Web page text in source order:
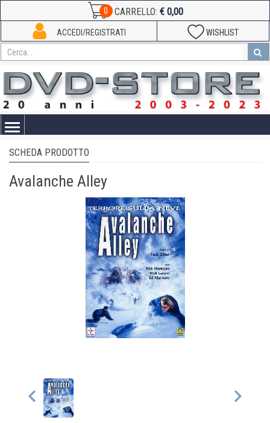
0 CARRELLO: € 0,00
WISHLIST
ACCEDI/REGISTRATI
Toggle
SCHEDA PRODOTTO
Avalanche Alley